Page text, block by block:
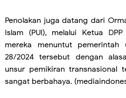
Penolakan juga datang dari
Islam (PUI), melalui Ketua
mereka menuntut pemerintah
28/2024 tersebut dengan
unsur pemikiran transnasional
sangat berbahaya.